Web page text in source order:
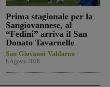
Prima stagionale per la
Sangiovannese, al
“Fedini” arriva il San
Donato Tavarnelle
San Giovanni Valdarno
8 Agosto 2026